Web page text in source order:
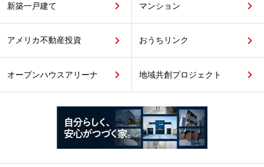
新築一戸建て マンション
アメリカ不動産投資 おうちリンク
オープンハウスアリーナ 地域共創プロジェクト